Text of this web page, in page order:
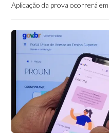
Aplicação da prova ocorrerá